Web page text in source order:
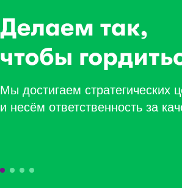
Мы достигаем
и несём ответственность за